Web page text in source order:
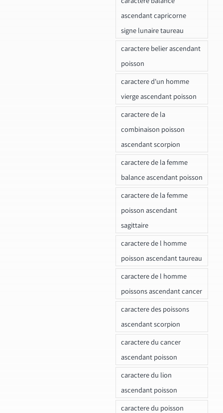
ascendant capricorne
signe lunaire taureau
caractere belier ascendant
poisson
caractere d'un homme
vierge ascendant poisson
caractere de la
combinaison poisson
ascendant scorpion
caractere de la femme
balance ascendant poisson
caractere de la femme
poisson ascendant
sagittaire
caractere de l homme
poisson ascendant taureau
caractere de l homme
poissons ascendant cancer
caractere des poissons
ascendant scorpion
caractere du cancer
ascendant poisson
caractere du lion
ascendant poisson
caractere du poisson